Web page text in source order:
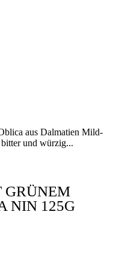
aus Dalmatien Mild-
und würzig...
GRÜNEM
NIN 125G